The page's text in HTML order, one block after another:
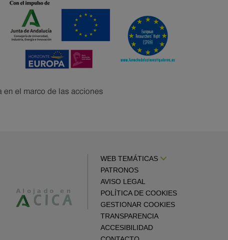
WEB TEMÁTICAS
PATRONOS
AVISO LEGAL
POLÍTICA DE COOKIES
GESTIONAR COOKIES
TRANSPARENCIA
ACCESIBILIDAD